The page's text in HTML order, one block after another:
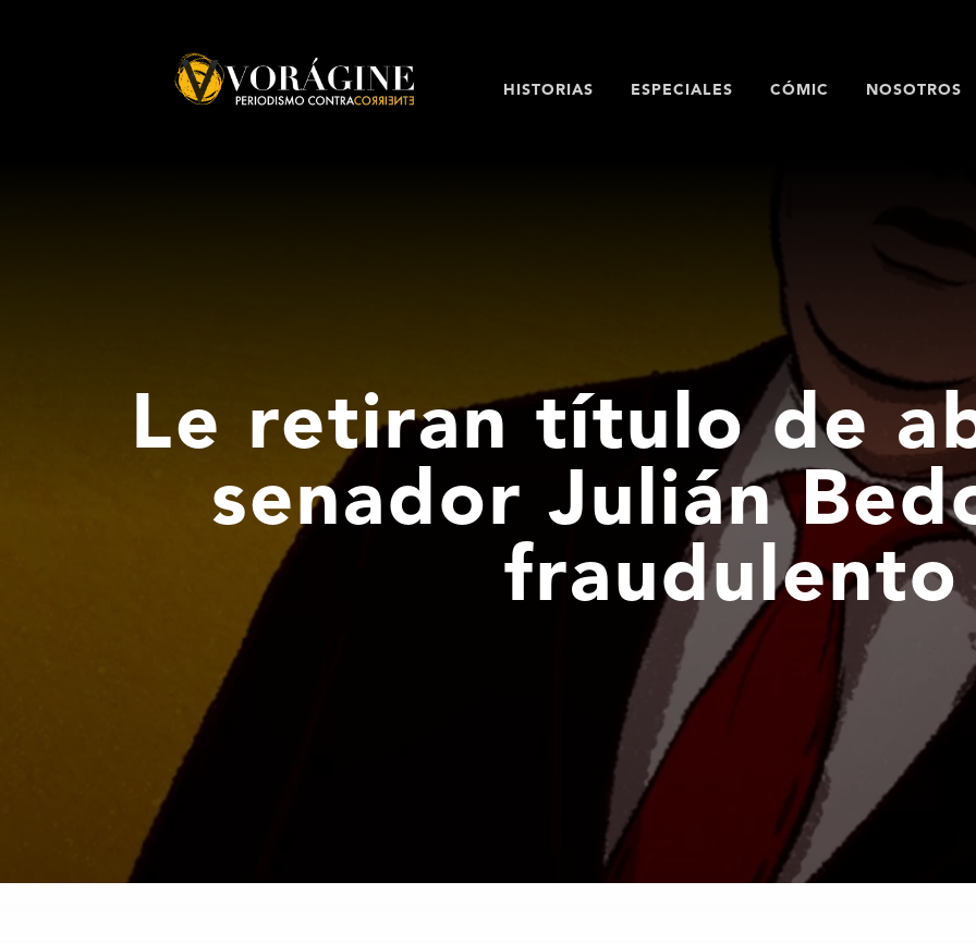
HISTORIAS ESPECIALES CÓMIC NOSOTROS
Le retiran título de
senador Julián
fraudulento